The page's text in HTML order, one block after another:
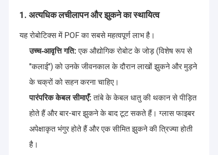
1. अत्यधिक लचीलापन और झुकने का स्थायित्व
यह रोबोटिक्स में POF का सबसे महत्वपूर्ण लाभ है।
उच्च-आवृत्ति गति: एक औद्योगिक रोबोट के जोड़ (विशेष रूप से
"कलाई") को उनके जीवनकाल के दौरान लाखों झुकने और मुड़ने
के चक्रों को सहन करना चाहिए।
पारंपरिक केबल सीमाएँ: तांबे के केबल धातु की थकान से पीड़ित
होते हैं और बार-बार झुकने के बाद टूट सकते हैं। ग्लास फाइबर
अपेक्षाकृत भंगुर होते हैं और एक सीमित झुकने की त्रिज्या होती
है।